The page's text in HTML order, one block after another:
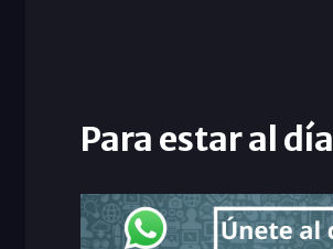
Para estar al día